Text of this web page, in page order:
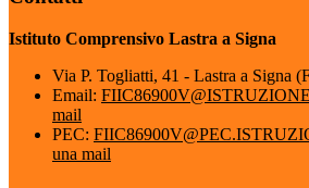
Istituto Comprensivo Lastra a Signa
Via P. Togliatti, 41 - Lastra a Signa
Email:
mail
PEC:
una mail